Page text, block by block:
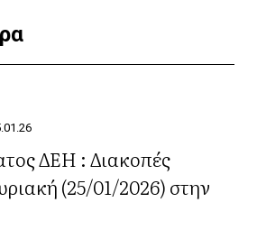
ΔΕΗ : Διακοπές
(25/01/2026) στην